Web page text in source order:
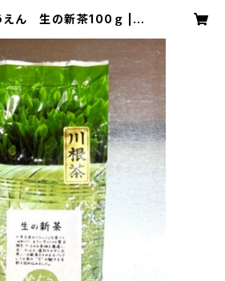
えん 生の新茶100ｇ | o